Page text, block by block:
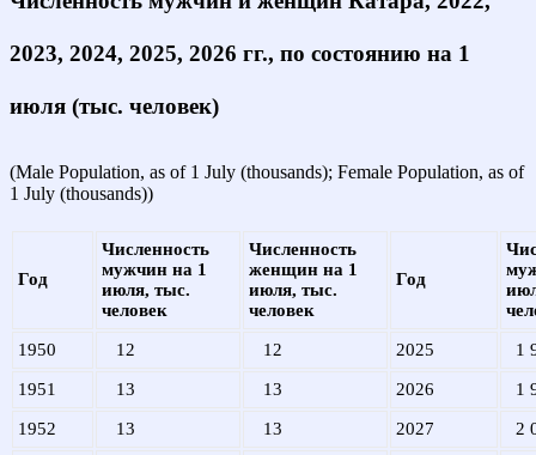
2023, 2024, 2025, 2026 гг., по состоянию на 1
июля (тыс. человек)
(Male Population, as of 1 July (thousands); Female Population, as of
1 July (thousands))
Год
Численность
мужчин на 1
июля, тыс.
человек
Численность
женщин на 1
июля, тыс.
человек
Год
1950 12 12 2025 1
1951 13 13 2026 1
1952 13 13 2027 2